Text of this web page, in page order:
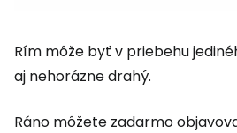
Rím môže byť v priebehu
aj nehorázne drahý.
Ráno môžete zadarmo